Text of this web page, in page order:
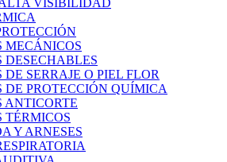
VISIBILIDAD
MECÁNICOS
DESECHABLES
SERRAJE O PIEL FLOR
DE PROTECCIÓN QUÍMICA
ANTICORTE
TÉRMICOS
Y ARNESES